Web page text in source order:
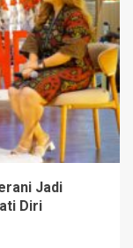
Jadi
Diri